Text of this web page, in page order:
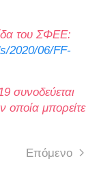
του ΣΦΕΕ:
2020/06/FF-
συνοδεύεται
οποία μπορείτε
Επόμενο